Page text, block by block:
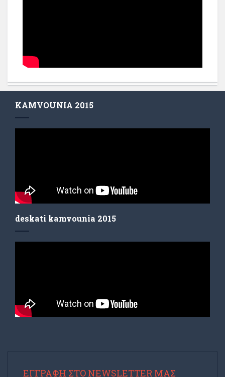
KAMVOUNIA 2015
deskati kamvounia 2015
ΕΓΓΡΑΦΉ ΣΤΟ NEWSLETTER ΜΑΣ